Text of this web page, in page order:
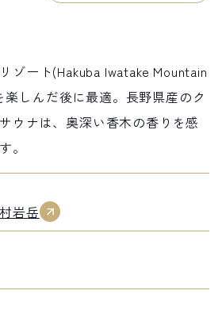
ゾート(Hakuba Iwatake Mountain
しんだ後に最適。長野県産のク
ウナは、奥深い香木の香りを感
。
岩岳